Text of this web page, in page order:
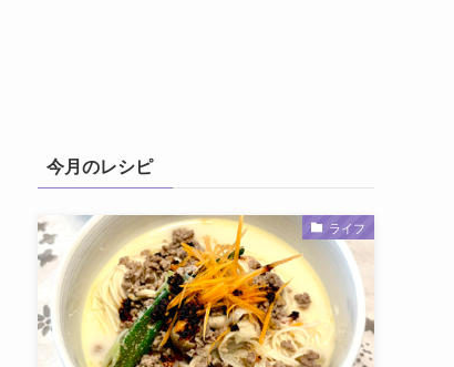
今月のレシピ
ライフ